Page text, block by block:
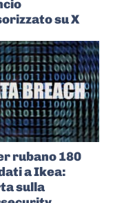
su X
rubano 180
a Ikea:
sulla